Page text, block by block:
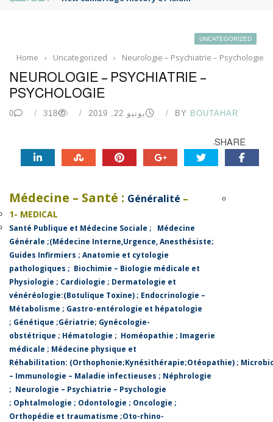
UNCATEGORIZED
Home › Uncategorized › Neurologie – Psychiatrie – Psychologie
NEUROLOGIE – PSYCHIATRIE –
PSYCHOLOGIE
BY BOUTAHAR يونيو 22, 2019 318
0
SHARE:
–
Médecine – Santé : Généralité
1- MEDICAL
Santé Publique et Médecine Sociale ; Médecine
Générale ;(Médecine Interne,Urgence, Anesthésiste;
Guides Infirmiers ; Anatomie et cytologie
pathologiques ; Biochimie – Biologie médicale et
Physiologie ; Cardiologie ; Dermatologie et
vénéréologie:(Botulique Toxine) ; Endocrinologie –
Métabolisme ; Gastro-entérologie et hépatologie
; Génétique ;Gériatrie; Gynécologie-
obstétrique ; Hématologie ; Homéopathie ; Imagerie
médicale ; Médecine physique et
Réhabilitation: (Orthophonie;Kynésithérapie;Otéopathie) ;
– Immunologie – Maladie infectieuses ; Néphrologie
; Neurologie – Psychiatrie – Psychologie
; Ophtalmologie ; Odontologie ; Oncologie ;
Orthopédie et traumatisme ;Oto-rhino-